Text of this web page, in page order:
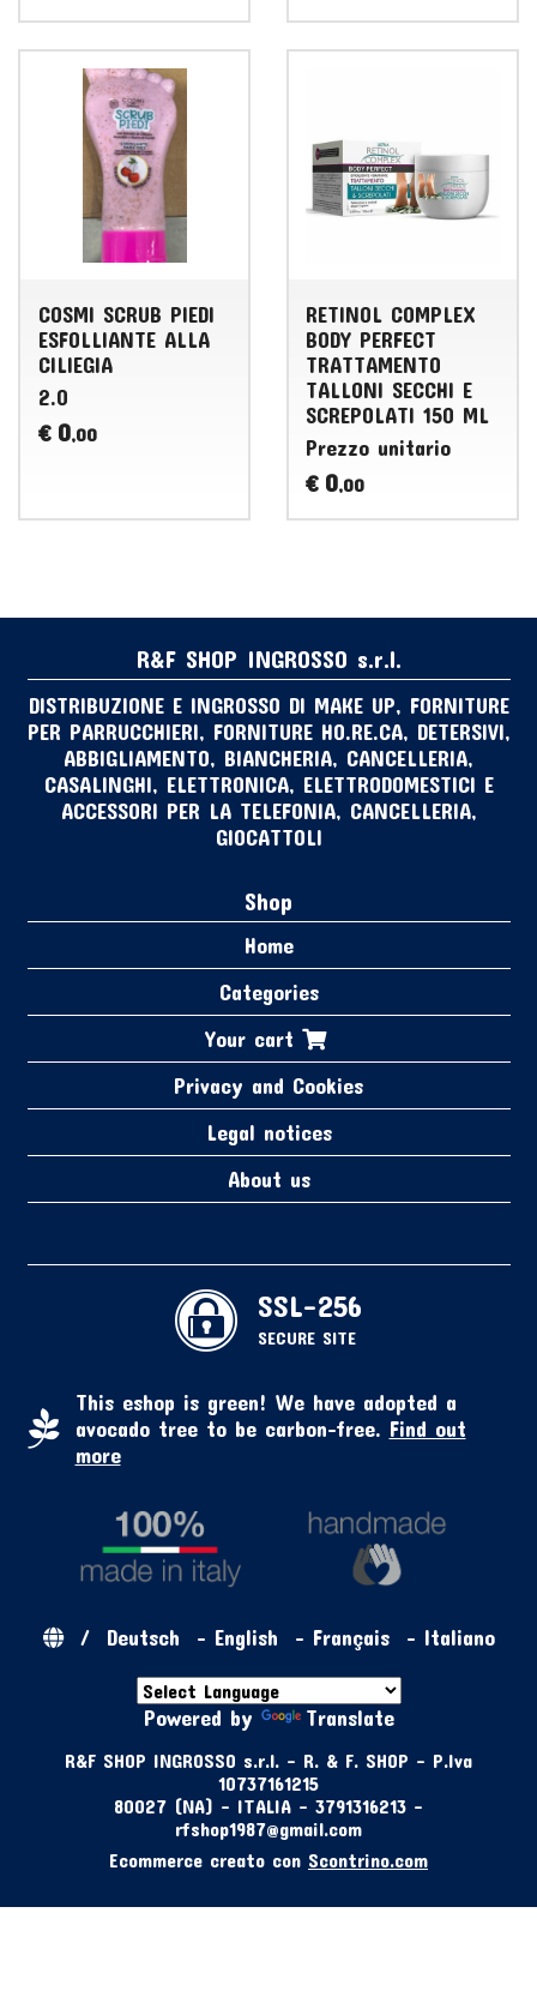
COSMI SCRUB PIEDI
ESFOLLIANTE ALLA
CILIEGIA
2.0
€ 0,00
RETINOL COMPLEX
BODY PERFECT
TRATTAMENTO
TALLONI SECCHI E
SCREPOLATI 150 ML
Prezzo unitario
€ 0,00
R&F SHOP INGROSSO s.r.l.
DISTRIBUZIONE E INGROSSO DI MAKE UP, FORNITURE
PER PARRUCCHIERI, FORNITURE HO.RE.CA, DETERSIVI,
ABBIGLIAMENTO, BIANCHERIA, CANCELLERIA,
CASALINGHI, ELETTRONICA, ELETTRODOMESTICI E
ACCESSORI PER LA TELEFONIA, CANCELLERIA,
GIOCATTOLI
Shop
Home
Categories
Your cart
Privacy and Cookies
Legal notices
About us
SSL-256
SECURE SITE
This eshop is green! We have adopted a
avocado tree to be carbon-free. Find out
more
/ Deutsch - English - Français- Italiano
Powered by Translate
R&F SHOP INGROSSO s.r.l. - R. & F. SHOP - P.Iva
10737161215
80027 (NA) - ITALIA - 3791316213 -
rfshop1987@gmail.com
Ecommerce creato con Scontrino.com